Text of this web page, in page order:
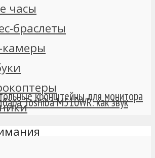
кронштейны для монитора
Toshiba M510WR: как звук
часы
браслеты